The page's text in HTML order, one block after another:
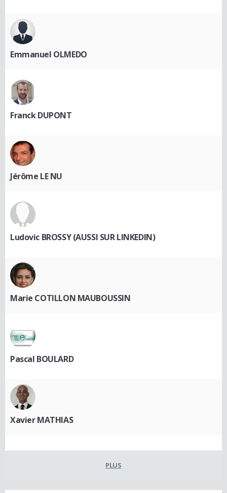
Emmanuel OLMEDO
Franck DUPONT
Jérôme LE NU
Ludovic BROSSY (AUSSI SUR LINKEDIN)
Marie COTILLON MAUBOUSSIN
Pascal BOULARD
Xavier MATHIAS
PLUS